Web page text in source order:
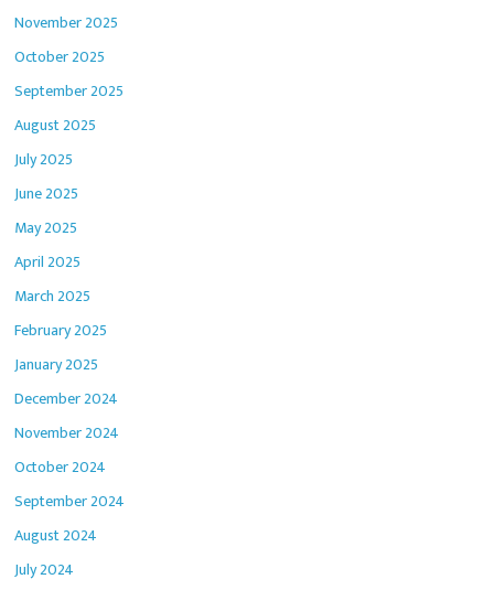
November 2025
October 2025
September 2025
August 2025
July 2025
June 2025
May 2025
April 2025
March 2025
February 2025
January 2025
December 2024
November 2024
October 2024
September 2024
August 2024
July 2024